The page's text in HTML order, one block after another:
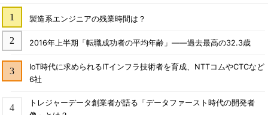
製造系エンジニアの残業時間は？
2016年上半期「転職成功者の平均年齢」――過去最高の32.3歳
IoT時代に求められるITインフラ技術者を育成、NTTコムやCTCなど
6社
トレジャーデータ創業者が語る「データファースト時代の開発者